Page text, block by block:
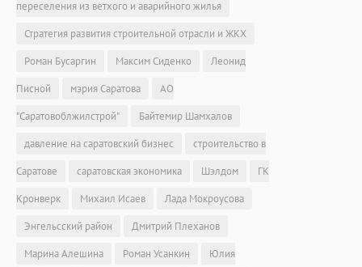
переселения из ветхого и аварийного жилья
Стратегия развития строительной отрасли и ЖКХ
Роман Бусаргин
Максим Сиденко
Леонид
Писной
мэрия Саратова
АО
"Саратовоблжилстрой"
Байтемир Шамхалов
давление на саратовский бизнес
строительство в
Саратове
саратовская экономика Шэлдом
ГК
Кронверк
Михаил Исаев
Лада Мокроусова
Энгельсский район
Дмитрий Плеханов
Марина Алешина
Роман Усанкин
Юлия